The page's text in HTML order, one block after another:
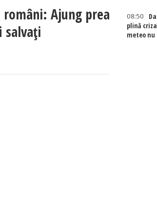
Ajung prea
salvaţi
08:50
plină
meteo